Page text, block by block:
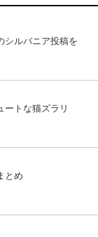
シルバニア投稿を
トな猫ズラリ
とめ